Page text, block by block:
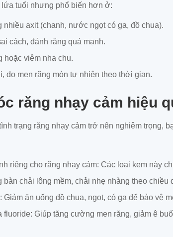
tuổi nhưng phổ biến hơn ở:
axit (chanh, nước ngọt có ga, đồ chua).
cách, đánh răng quá mạnh.
viêm nha chu.
do men răng mòn tự nhiên theo thời gian.
răng nhạy cảm hiệu
trạng răng nhạy cảm trở nên nghiêm trọng,
riêng cho răng nhạy cảm: Các loại kem này
chải lông mềm, chải nhẹ nhàng theo chiều
ăn uống đồ chua, ngọt, có ga để bảo vệ
Giúp tăng cường men răng, giảm ê